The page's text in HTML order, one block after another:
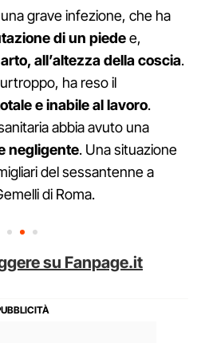
grave infezione, che ha
di un piedee,
all’altezza della coscia.
ha reso il
e inabile al lavoro.
abbia avuto una
negligente. Una situazione
del sessantenne a
di Roma.
su Fanpage.it